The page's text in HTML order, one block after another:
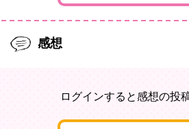
感想
ログインすると感想の投